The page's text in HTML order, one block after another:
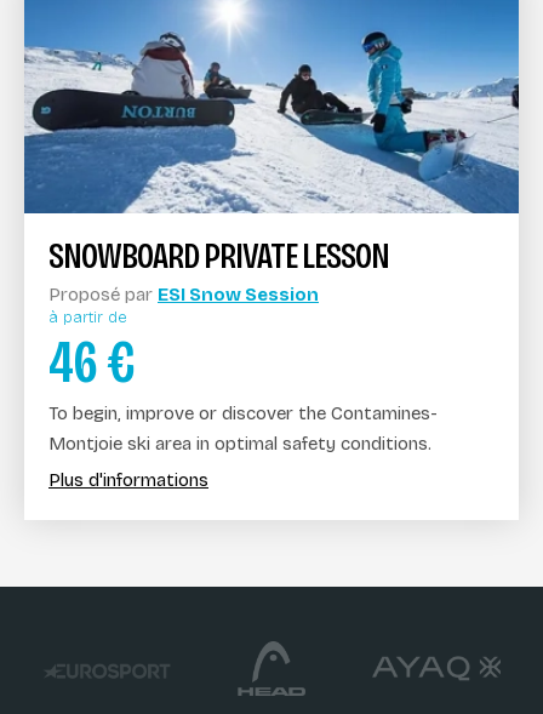
SNOWBOARD PRIVATE LESSON
Proposé par ESI Snow Session
à partir de
46€
To begin, improve or discover the Contamines-
Montjoie ski area in optimal safety conditions.
Plus d'informations